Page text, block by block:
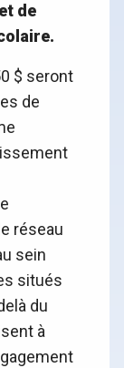
de
$ seront
de
réseau
sein
situés
du
à